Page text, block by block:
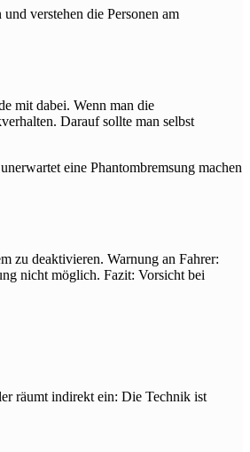
verstehen die Personen am
mit dabei. Wenn man die
Darauf sollte man selbst
eine Phantombremsung machen
zu deaktivieren. Warnung an Fahrer:
nicht möglich. Fazit: Vorsicht bei
räumt indirekt ein: Die Technik ist